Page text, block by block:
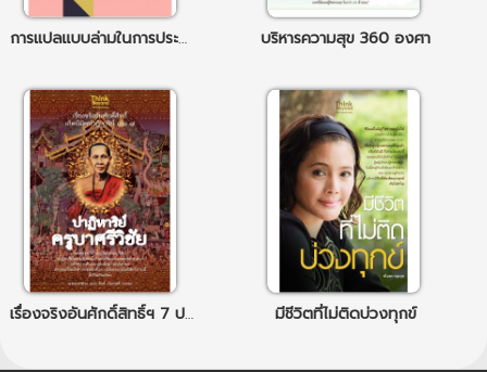
การแปลแบบล่ามในการประชุมระหว่างประเทศ ปัญหาเรื่องภาษาและการสื่อสาร บริหารความสุข 360 องศา
เรื่องจริงอันศักดิ์สิทธิ์ฯ 7 ปฏิหาริย์ครูบาศรีวิชัย มีชีวิตที่ไม่ติดบ่วงทุกข์